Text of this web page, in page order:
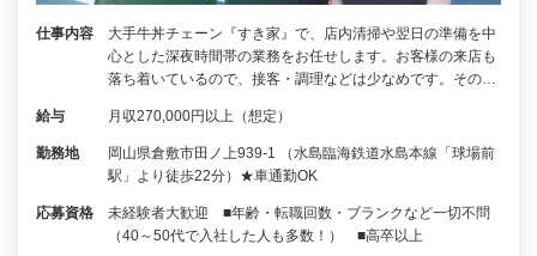
仕事内容
大手牛丼チェーン『すき家』で、店内清掃や翌日の準備を中
心とした深夜時間帯の業務をお任せします。お客様の来店も
落ち着いているので、接客・調理などは少なめです。その…
給与 月収270,000円以上（想定）
勤務地
岡山県倉敷市田ノ上939-1 （水島臨海鉄道水島本線「球場前
駅」より徒歩22分）★車通勤OK
応募資格
未経験者大歓迎 ■年齢・転職回数・ブランクなど一切不問
（40～50代で入社した人も多数！） ■高卒以上